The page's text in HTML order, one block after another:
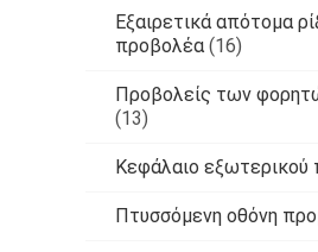
Εξαιρετικά απότομα
προβολέα (16)
Προβολείς των
(13)
Κεφάλαιο
Πτυσσόμενη οθόνη